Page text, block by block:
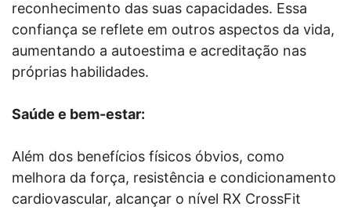
reconhecimento das suas capacidades. Essa
confiança se reflete em outros aspectos da vida,
aumentando a autoestima e acreditação nas
próprias habilidades.
Saúde e bem-estar:
Além dos benefícios físicos óbvios, como
melhora da força, resistência e condicionamento
cardiovascular, alcançar o nível RX CrossFit